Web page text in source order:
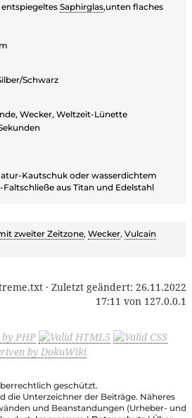
Saphirglas,unten flaches
Schwarz
Wecker, Weltzeit-Lünette
Kautschuk oder wasserdichtem
aus Titan und Edelstahl
zweiter Zeitzone, Wecker, Vulcain
· Zuletzt geändert: 26.11.2022
17:11 von 127.0.0.1
geschützt.
die Unterzeichner der Beiträge. Näheres
und Beanstandungen (Urheber- und